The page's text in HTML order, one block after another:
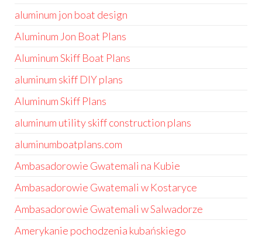
aluminum jon boat design
Aluminum Jon Boat Plans
Aluminum Skiff Boat Plans
aluminum skiff DIY plans
Aluminum Skiff Plans
aluminum utility skiff construction plans
aluminumboatplans.com
Ambasadorowie Gwatemali na Kubie
Ambasadorowie Gwatemali w Kostaryce
Ambasadorowie Gwatemali w Salwadorze
Amerykanie pochodzenia kubańskiego